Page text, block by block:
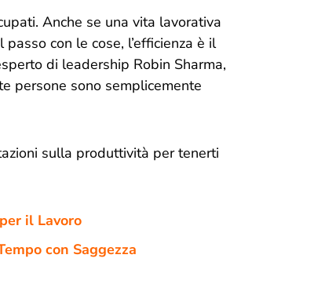
Anche se una vita lavorativa
con le cose, l’efficienza è il
di leadership Robin Sharma,
persone sono semplicemente
sulla produttività per tenerti
il Lavoro
con Saggezza